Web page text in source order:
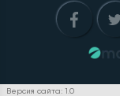
Версия сайта: 1.0